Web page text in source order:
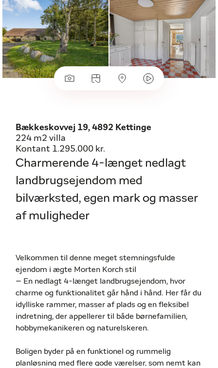
Bækkeskovvej 19, 4892 Kettinge
224 m2 villa
Kontant 1.295.000 kr.
Charmerende 4-længet nedlagt
landbrugsejendom med
bilværksted, egen mark og masser
af muligheder
Velkommen til denne meget stemningsfulde
ejendom i ægte Morten Korch stil
– En nedlagt 4-længet landbrugsejendom, hvor
charme og funktionalitet går hånd i hånd. Her får du
idylliske rammer, masser af plads og en fleksibel
indretning, der appellerer til både børnefamilien,
hobbymekanikeren og naturelskeren.
Boligen byder på en funktionel og rummelig
planløsning med flere gode værelser, som nemt kan